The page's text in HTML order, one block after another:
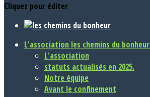
Cliquez pour éditer
L'association les chemins du bonheur
L'association
statuts actualisés en 2025.
Notre équipe
Avant le confinement